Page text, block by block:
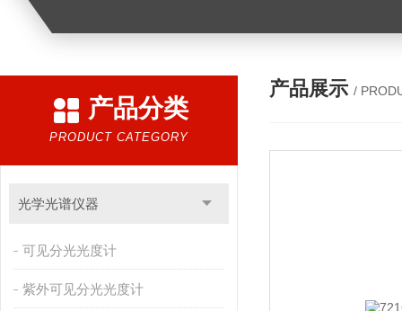
产品分类
PRODUCT CATEGORY
光学光谱仪器
可见分光光度计
紫外可见分光光度计
产品展示 /